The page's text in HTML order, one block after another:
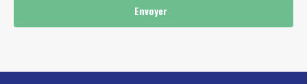
Envoyer